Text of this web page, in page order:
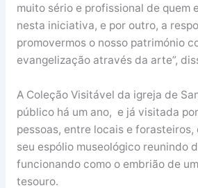
muito sério e profissional de quem
nesta iniciativa, e por outro, a
promovermos o nosso património
evangelização através da arte”,
A Coleção Visitável da igreja de
público há um ano, e já visitada
pessoas, entre locais e
seu espólio museológico reunindo
funcionando como o embrião de
tesouro.